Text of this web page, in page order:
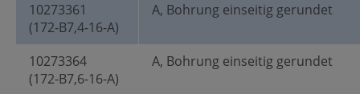
10273361
(172-B7,4-16-A)
A, Bohrung einseitig gerundet
10273364
(172-B7,6-16-A)
A, Bohrung einseitig gerundet